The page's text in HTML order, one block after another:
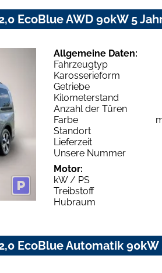
EcoBlue AWD 90kW 5
Allgemeine Daten:
Fahrzeugtyp
Karosserieform
Getriebe
Kilometerstand
Anzahl der Türen
Farbe
Standort
Lieferzeit
Unsere Nummer
Motor:
kW / PS
Treibstoff
Hubraum
EcoBlue Automatik 90kW